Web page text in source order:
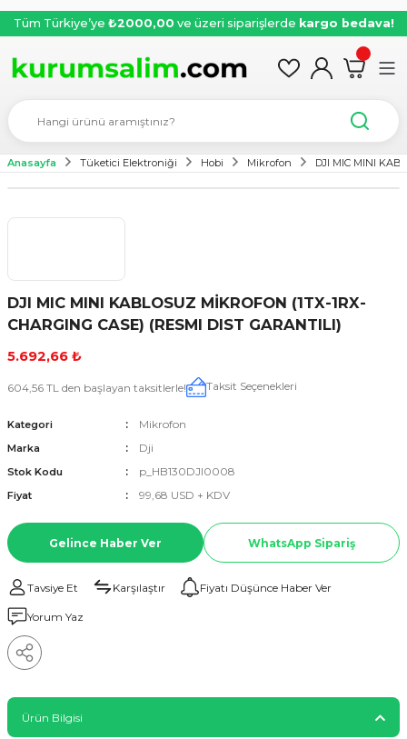
Tüm Türkiye’ye ₺2000,00 ve üzeri siparişlerde kargo bedava!
Anasayfa Tüketici Elektroniği Hobi Mikrofon DJI MIC MINI
DJI MIC MINI KABLOSUZ MİKROFON (1TX-1RX-
CHARGING CASE) (RESMI DIST GARANTILI)
5.692,66 ₺
604,56 TL den başlayan taksitlerle! Taksit Seçenekleri
Kategori Mikrofon
Marka Dji
Stok Kodu p_HB130DJI0008
Fiyat 99,68 USD + KDV
Gelince Haber Ver WhatsApp Sipariş
Tavsiye Et Karşılaştır Fiyatı Düşünce Haber Ver
Yorum Yaz
Ürün Bilgisi